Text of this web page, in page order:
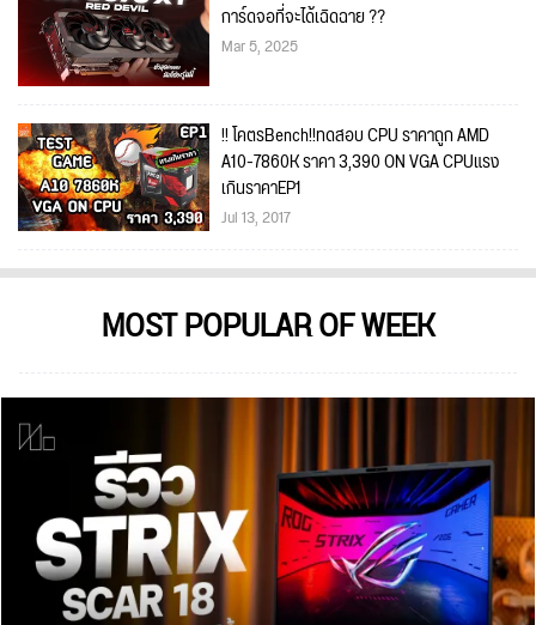
การ์ดจอที่จะได้เฉิดฉาย ??
Mar 5, 2025
!! โคตรBench!!ทดสอบ CPU ราคาถูก AMD
A10-7860K ราคา 3,390 ON VGA CPUแรง
เกินราคาEP1
Jul 13, 2017
MOST POPULAR OF WEEK